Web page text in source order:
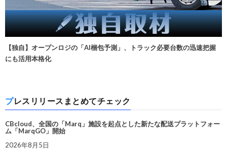
【独自】オープンロジの「AI梱包予測」、トラック必要台数の迅速把握
にも活用本格化
プレスリリースまとめてチェック
CBcloud、全国の「Marq」施設を起点とした新たな配送プラットフォー
ム「MarqGO」開始
2026年8月5日